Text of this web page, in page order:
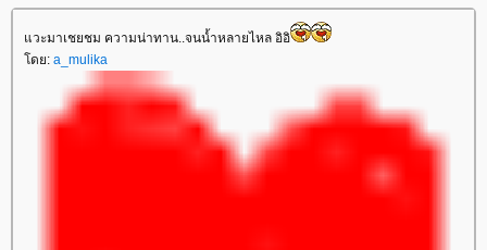
แวะมาเชยชม ความน่าทาน..จนน้ำหลายไหล อิอิ
โดย: a_mulika